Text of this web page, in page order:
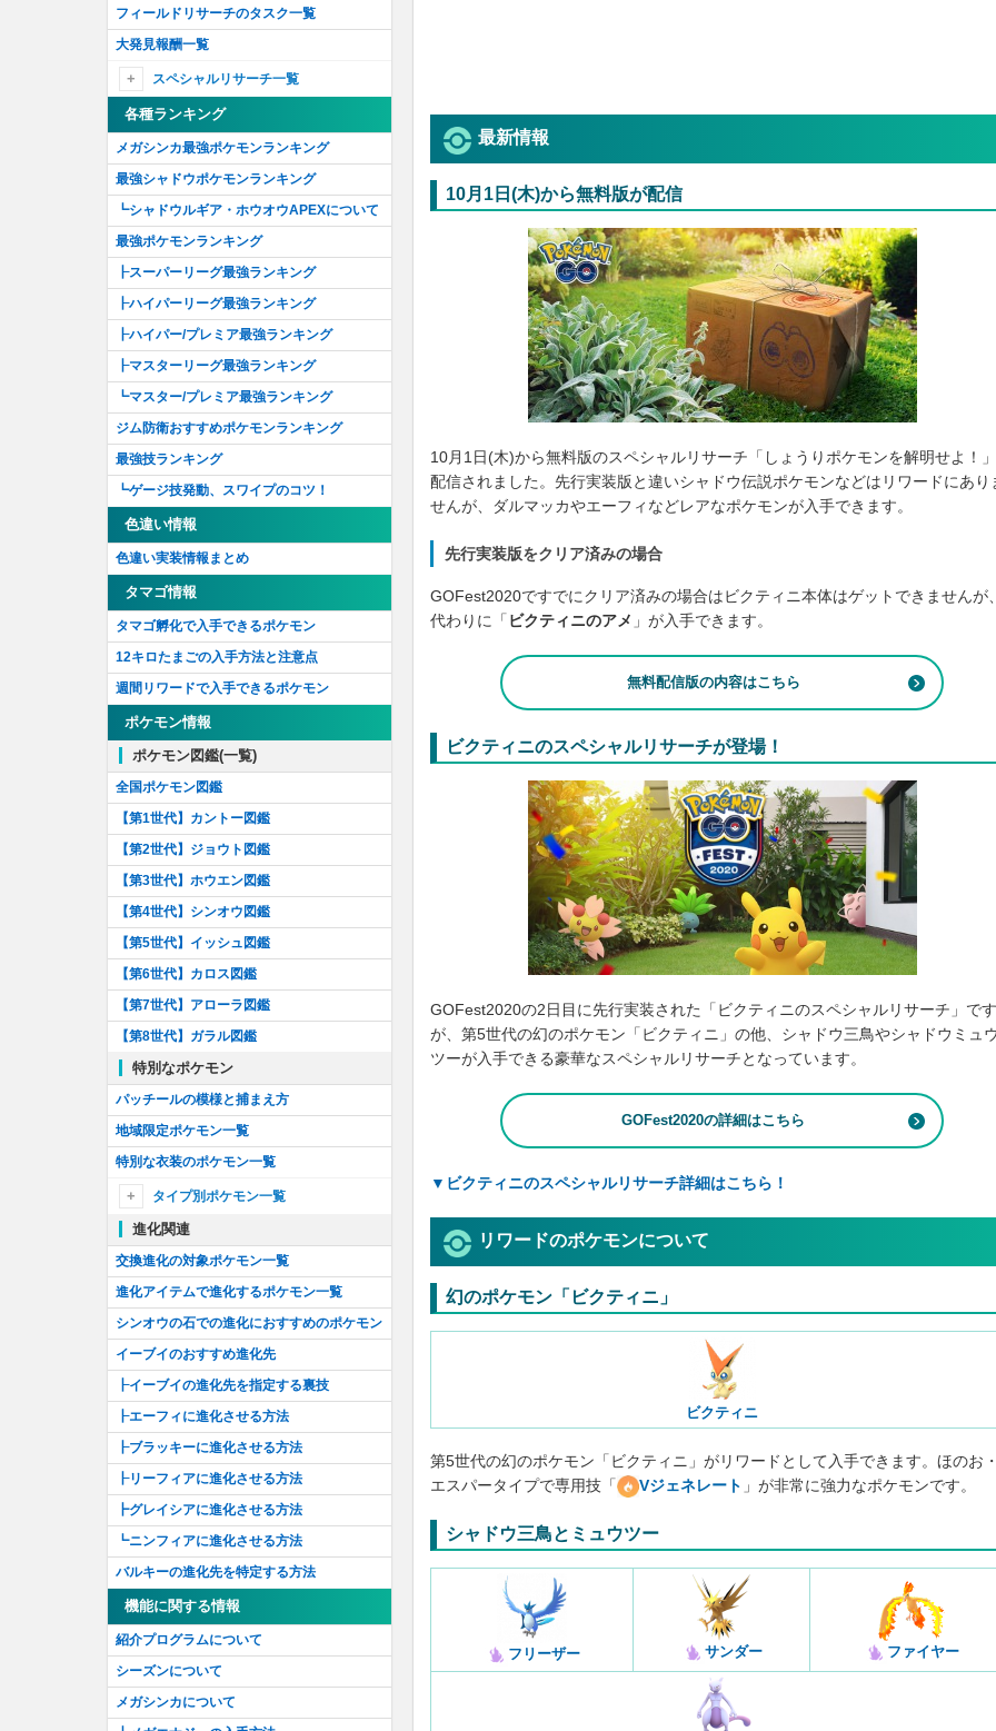
最新情報
10月1日(木)から無料版が配信
10月1日(木)から無料版のスペシャルリサーチ「しょうりポケモンを解明せよ！
配信されました。先行実装版と違いシャドウ伝説ポケモンなどはリワードにあり
せんが、ダルマッカやエーフィなどレアなポケモンが入手できます。
先行実装版をクリア済みの場合
GOFest2020ですでにクリア済みの場合はビクティニ本体はゲットできませんが、
代わりに「 ビクティニのアメ 」が入手できます。
無料配信版の内容はこちら
ビクティニのスペシャルリサーチが登場！
GOFest2020の2日目に先行実装された「ビクティニのスペシャルリサーチ」です
が、第5世代の幻のポケモン「ビクティニ」の他、シャドウ三鳥やシャドウミュウ
ツーが入手できる豪華なスペシャルリサーチとなっています。
GOFest2020の詳細はこちら
▼ビクティニのスペシャルリサーチ詳細はこちら！
リワードのポケモンについて
幻のポケモン「ビクティニ」
ビクティニ
第5世代の幻のポケモン「ビクティニ」がリワードとして入手できます。ほのお・
エスパータイプで専用技「
Vジェネレート 」が非常に強力なポケモンです。
シャドウ三鳥とミュウツー
フリーザー サンダー ファイヤー
オーダイルの対策
マリルリの対策
ルンパッパの対策
フィールドリサーチのタスク一覧
大発見報酬一覧
スペシャルリサーチ一覧
スペシャルリサーチ最新情報
幻のポケモンの姿を追え！
時を越えるポケモンを追え！
石に込められた謎を解け！'18
メルタンの謎を解け！
キャッチアップリサーチ
怪しい集団の謎を追え！
眠るポケモンを呼び覚ませ！
石に込められた謎を解け！'19
巨大ポケモンの謎を解け！
隠された真相をあぶり出せ！
セレブレーション2019
こせいだいポケモンの謎を解け
ねんりきポケモンの謎を解け！
どんぐりポケモンの謎を解け！
ジェネレーションチャレンジ2020セレブレ
ーション
ガスじょうポケモンを解明せよ！
勝利を手に入れろ！
さかなポケモンを解明せよ！
ポケモン最大の謎を解明せよ！
バーチャルポケモンを解明せよ！
しょうりポケモンを解明せよ！
色違いセレビィのリサーチ
色違いメタモンのリサーチ！
色違いミュウのリサーチ！
神話を読み解け！
ポケモンカードコラボ！
せんりつポケモンを追え！
リングの謎を解け！
いたずらポケモンを解明せよ！
わるざるポケモンを追え！
仮面の謎を解け！
フーパを解き放て！
GO Tour:ジョウト地方
続行リサーチApex
メレメレ島を研究せよ！
アーカラ島を研究せよ！
ウラウラ島を研究せよ！
ポニ島を研究せよ！
各種ランキング
メガシンカ最強ポケモンランキング
最強シャドウポケモンランキング
┗シャドウルギア・ホウオウAPEXについて
最強ポケモンランキング
┠スーパーリーグ最強ランキング
┠ハイパーリーグ最強ランキング
┠ハイパー/プレミア最強ランキング
┠マスターリーグ最強ランキング
┗マスター/プレミア最強ランキング
ジム防衛おすすめポケモンランキング
最強技ランキング
┗ゲージ技発動、スワイプのコツ！
色違い情報
色違い実装情報まとめ
タマゴ情報
タマゴ孵化で入手できるポケモン
12キロたまごの入手方法と注意点
週間リワードで入手できるポケモン
ポケモン情報
ポケモン図鑑(一覧)
全国ポケモン図鑑
【第1世代】カントー図鑑
【第2世代】ジョウト図鑑
【第3世代】ホウエン図鑑
【第4世代】シンオウ図鑑
【第5世代】イッシュ図鑑
【第6世代】カロス図鑑
【第7世代】アローラ図鑑
【第8世代】ガラル図鑑
特別なポケモン
パッチールの模様と捕まえ方
地域限定ポケモン一覧
特別な衣装のポケモン一覧
タイプ別ポケモン一覧
ノーマル
ほのお
みず
くさ
でんき
ひこう
エスパー
ドラゴン
かくとう
どく
むし
いわ
じめん
ゴースト
こおり
はがね
あく
進化関連
交換進化の対象ポケモン一覧
進化アイテムで進化するポケモン一覧
シンオウの石での進化におすすめのポケモン
イーブイのおすすめ進化先
┠イーブイの進化先を指定する裏技
┠エーフィに進化させる方法
┠ブラッキーに進化させる方法
┠リーフィアに進化させる方法
┣グレイシアに進化させる方法
┗ニンフィアに進化させる方法
バルキーの進化先を特定する方法
機能に関する情報
紹介プログラムについて
シーズンについて
メガシンカについて